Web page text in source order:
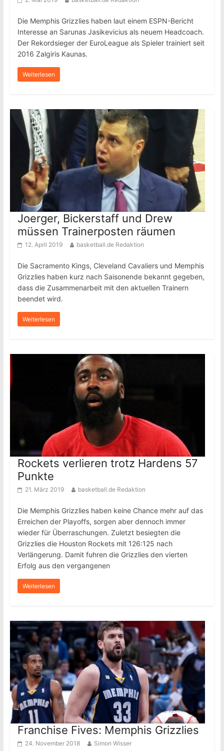
Die Memphis Grizzlies haben laut einem ESPN-Bericht
Interesse an Sarunas Jasikevicius als neuem Headcoach.
Der Rekordsieger der EuroLeague als Spieler trainiert seit
2016 Zalgiris Kaunas.
Weiterlesen
Joerger, Bickerstaff und Drew
müssen Trainerposten räumen
12. April 2019 basketball.de Redaktion
Die Sacramento Kings, Cleveland Cavaliers und Memphis
Grizzlies haben kurz nach Saisonende bekannt gegeben,
dass die Zusammenarbeit mit den aktuellen Trainern
beendet wird.
Weiterlesen
Rockets verlieren trotz Hardens 57
Punkte
21. März 2019 basketball.de Redaktion
Die Memphis Grizzlies haben keine Chance mehr auf das
Erreichen der Playoffs, sorgen aber dennoch immer
wieder für Überraschungen. Zuletzt besiegten die
Grizzlies die Houston Rockets mit 126:125 nach
Verlängerung. Damit fuhren die Grizzlies den vierten
Erfolg aus den vergangenen
Weiterlesen
Franchise Fives: Memphis Grizzlies
24. November 2018 Simon Wisser